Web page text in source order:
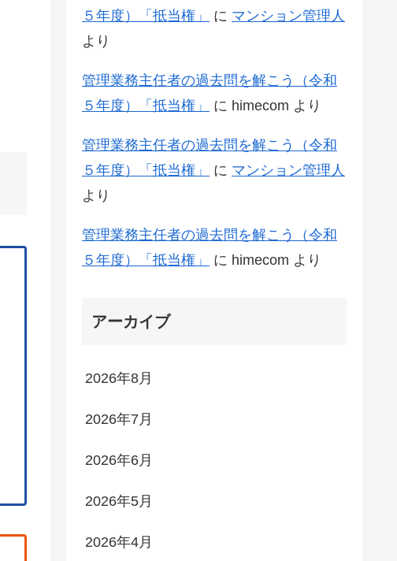
５年度）「抵当権」
に マンション管理人
より
管理業務主任者の過去問を解こう（令和
５年度）「抵当権」
に himecom より
管理業務主任者の過去問を解こう（令和
５年度）「抵当権」
に マンション管理人
より
管理業務主任者の過去問を解こう（令和
５年度）「抵当権」
に himecom より
アーカイブ
2026年8月
2026年7月
2026年6月
2026年5月
2026年4月